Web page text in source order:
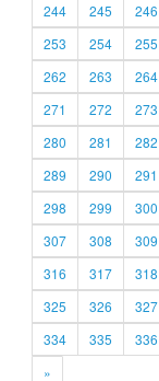
244
245 246
253
254 255
262
263 264
271
272 273
280
281 282
289
290 291
298
299 300
307
308 309
316
317 318
325
326 327
334
335 336
»